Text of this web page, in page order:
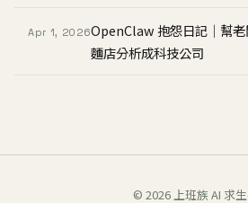
Apr 1, 2026OpenClaw 抱怨日記｜幫
麵店分析成科技公司
© 2026 上班族 AI 求